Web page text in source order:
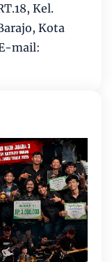
Kel.
Kota
mail: